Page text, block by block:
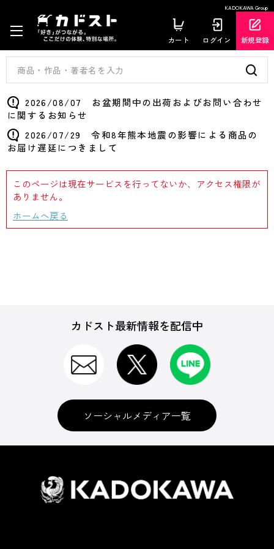
KADOKAWA Group
カート ログイン 新規登録
2026/08/07 お盆期間中の出荷およびお問い合わせ
に関するお知らせ
2026/07/29 令和8年熊本地震の影響による商品の
お届け遅延につきまして
このページは現在サービスを行ってないか、アクセス権限が
ありません。
ホームへ戻る
カドスト最新情報を配信中
ソーシャルメディア一覧